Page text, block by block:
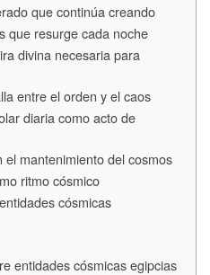
que continúa creando
que resurge cada noche
divina necesaria para
entre el orden y el caos
diaria como acto de
mantenimiento del cosmos
ritmo cósmico
cósmicas
entidades cósmicas egipcias